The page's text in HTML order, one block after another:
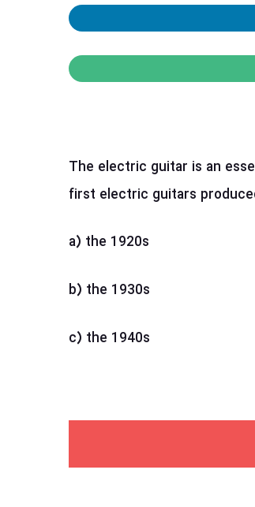
The electric guitar is an
first electric guitars
a) the 1920s
b) the 1930s
c) the 1940s